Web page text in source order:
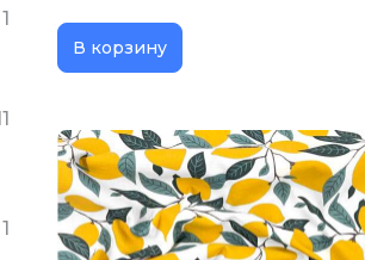
1
1
В корзину